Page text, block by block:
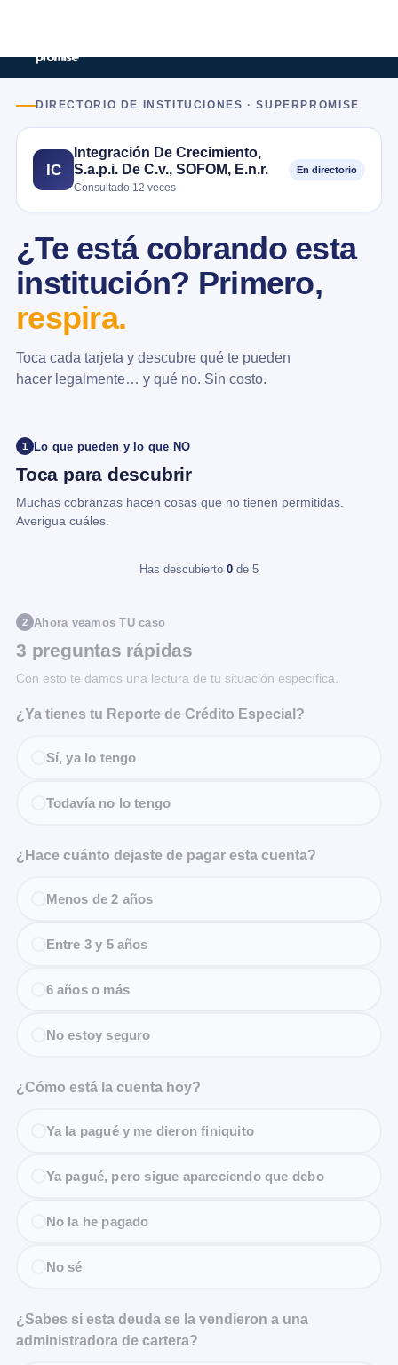
DIRECTORIO DE INSTITUCIONES · SUPERPROMISE
IC
Integración De Crecimiento,
S.a.p.i. De C.v., SOFOM, E.n.r.
Consultado 12 veces
En directorio
¿Te está cobrando esta
institución? Primero,
respira.
Toca cada tarjeta y descubre qué te pueden
hacer legalmente… y qué no. Sin costo.
1 Lo que pueden y lo que NO
Toca para descubrir
Muchas cobranzas hacen cosas que no tienen permitidas.
Averigua cuáles.
Has descubierto 0 de 5
2 Ahora veamos TU caso
3 preguntas rápidas
Con esto te damos una lectura de tu situación específica.
¿Ya tienes tu Reporte de Crédito Especial?
Sí, ya lo tengo
Todavía no lo tengo
¿Hace cuánto dejaste de pagar esta cuenta?
Menos de 2 años
Entre 3 y 5 años
6 años o más
No estoy seguro
¿Cómo está la cuenta hoy?
Ya la pagué y me dieron finiquito
Ya pagué, pero sigue apareciendo que debo
No la he pagado
No sé
¿Sabes si esta deuda se la vendieron a una
administradora de cartera?